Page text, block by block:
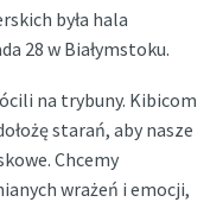
była hala
28 w Białymstoku.
na trybuny. Kibicom
starań, aby nasze
Chcemy
wrażeń i emocji,